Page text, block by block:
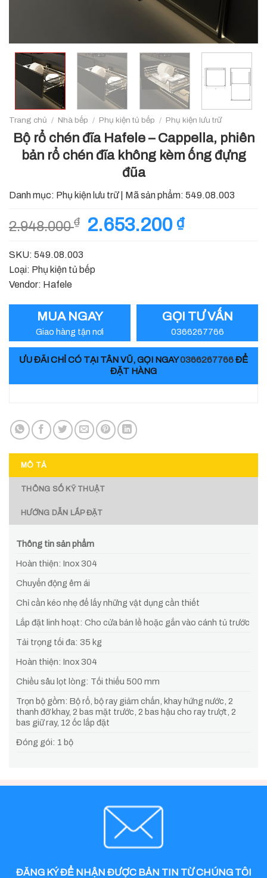
Trang chủ / Nhà bếp / Phụ kiện tủ bếp / Phụ kiện lưu trữ
Bộ rổ chén đĩa Hafele – Cappella, phiên
bản rổ chén đĩa không kèm ống đựng
đũa
Danh mục: Phụ kiện lưu trữ Mã sản phẩm: 549.08.003
2.948.000₫
Giá
2.948.000 ₫.
2.653.200 ₫Giá
SKU: 549.08.003
Loại: Phụ kiện tủ bếp
Vendor: Hafele
MUA NGAY
Giao hàng tận nơi
GỌI TƯ VẤN
0366267766
ƯU ĐÃI CHỈ CÓ TẠI TÂN VŨ, GỌI NGAY0366267766ĐỂ
ĐẶT HÀNG
MÔ TẢ
THÔNG SỐ KỸ THUẬT
HƯỚNG DẪN LẮP ĐẶT
Thông tin sản phẩm
Hoàn thiện: Inox 304
Chuyển động êm ái
Chỉ cần kéo nhẹ để lấy những vật dụng cần thiết
Lắp đặt linh hoạt: Cho cửa bản lề hoặc gắn vào cánh tủ trước
Tải trọng tối đa: 35 kg
Hoàn thiện: Inox 304
Chiều sâu lọt lòng: Tối thiểu 500 mm
Trọn bộ gồm: Bộ rổ, bộ ray giảm chấn, khay hứng nước, 2
thanh đỡ khay, 2 bas mặt trước, 2 bas hậu cho ray trượt, 2
bas giữ ray, 12 ốc lắp đặt
Đóng gói: 1 bộ
ĐĂNG KÝ ĐỂ NHẬN ĐƯỢC BẢN TIN TỪ CHÚNG TÔI